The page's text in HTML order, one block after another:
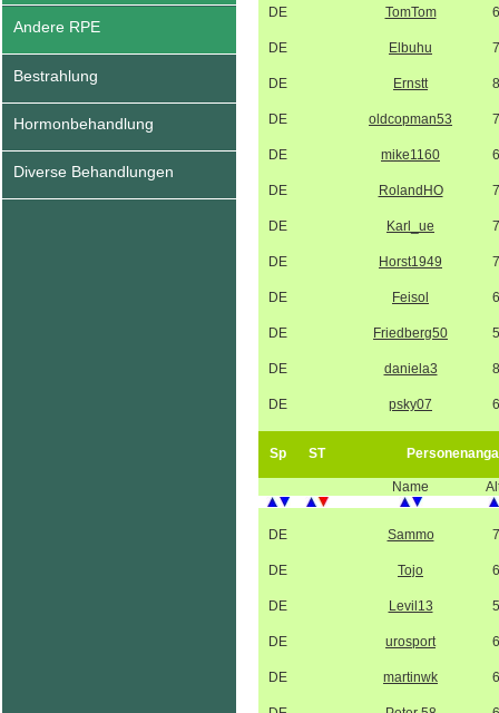
Andere RPE
Bestrahlung
Hormonbehandlung
Diverse Behandlungen
DE TomTom
DE Elbuhu
DE Ernstt
DE oldcopman53
DE mike1160
DE RolandHO
DE Karl_ue
DE Horst1949
DE Feisol
DE Friedberg50
DE daniela3
DE psky07
Sp ST
Name
DE Sammo
DE Tojo
DE Levil13
DE urosport
DE martinwk